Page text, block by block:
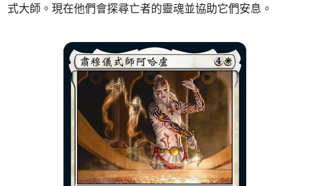
式大師。現在他們會探尋亡者的靈魂並協助它們安息。